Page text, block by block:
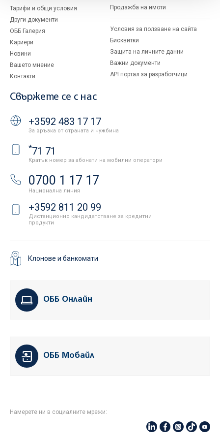
Тарифи и общи условия
Други документи
ОББ Галерия
Кариери
Новини
Вашето мнение
Контакти
Продажба на имоти
Условия за ползване на сайта
Бисквитки
Защита на личните данни
Важни документи
API портал за разработчици
Свържете се с нас
+3592 483 17 17
За връзка от страната и чужбина
*71 71
Кратък номер за абонати на мобилни оператори
0700 1 17 17
Национална линия
+3592 811 20 99
Дистанционно кандидатстване за кредитни
продукти
Клонове и банкомати
ОББ Онлайн
ОББ Мобайл
Намерете ни в социалните мрежи: